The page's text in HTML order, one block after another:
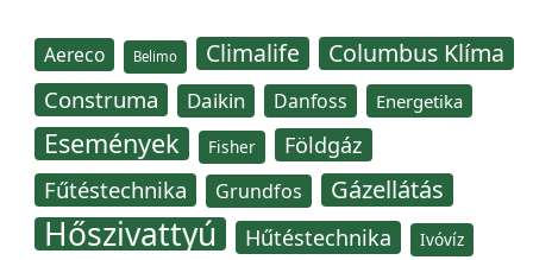
Aereco Belimo Climalife Columbus Klíma
Construma Daikin Danfoss Energetika
Események Fisher Földgáz
Fűtéstechnika Grundfos Gázellátás
Hőszivattyú Hűtéstechnika Ivóvíz